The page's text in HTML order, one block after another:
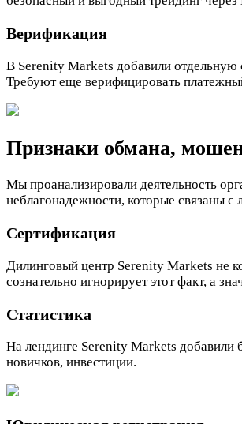
Верификация
В Serenity Markets добавили отдельную
Требуют еще верифицировать
Признаки обмана,
Мы проанализировали деятельность
неблагонадежности, которые связаны
Сертификация
Дилинговый центр Serenity Markets не
сознательно игнорирует этот факт, а
Статистика
На лендинге Serenity Markets добавили
новичков, инвестиции.